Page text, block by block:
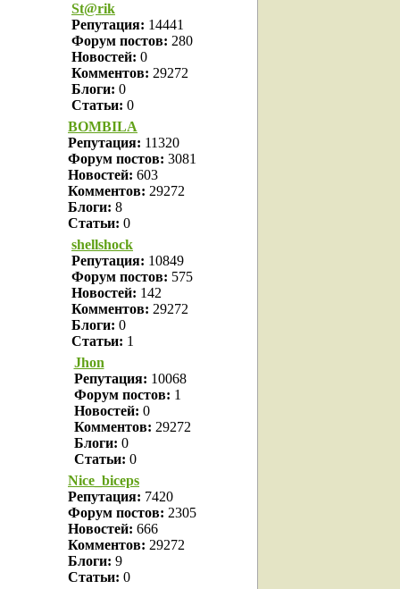
St@rik
Репутация: 14441
Форум постов: 280
Новостей: 0
Комментов: 29272
Блоги: 0
Статьи: 0
BOMBILA
Репутация: 11320
Форум постов: 3081
Новостей: 603
Комментов: 29272
Блоги: 8
Статьи: 0
shellshock
Репутация: 10849
Форум постов: 575
Новостей: 142
Комментов: 29272
Блоги: 0
Статьи: 1
Jhon
Репутация: 10068
Форум постов: 1
Новостей: 0
Комментов: 29272
Блоги: 0
Статьи: 0
Nice_biceps
Репутация: 7420
Форум постов: 2305
Новостей: 666
Комментов: 29272
Блоги: 9
Статьи: 0